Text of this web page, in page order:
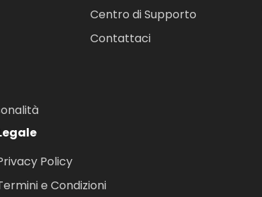
Centro di Supporto
Contattaci
Policy
e Condizioni